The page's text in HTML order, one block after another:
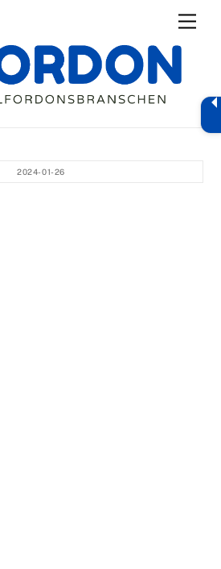
2024-01-26